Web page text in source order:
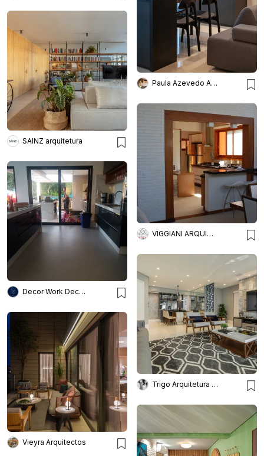
Paula Azevedo Arquitetura e Interiores
SAINZ arquitetura
VIGGIANI ARQUITETURA
Decor Work Decoração De Interi
Trigo Arquitetura - Silvia Silot e Mariane Vanzei
Vieyra Arquitectos